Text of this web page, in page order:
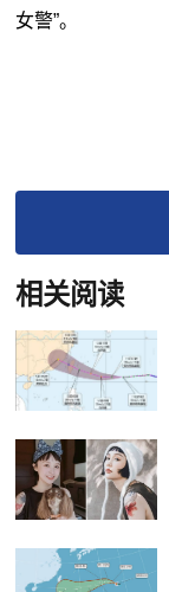
女警”。
相关阅读